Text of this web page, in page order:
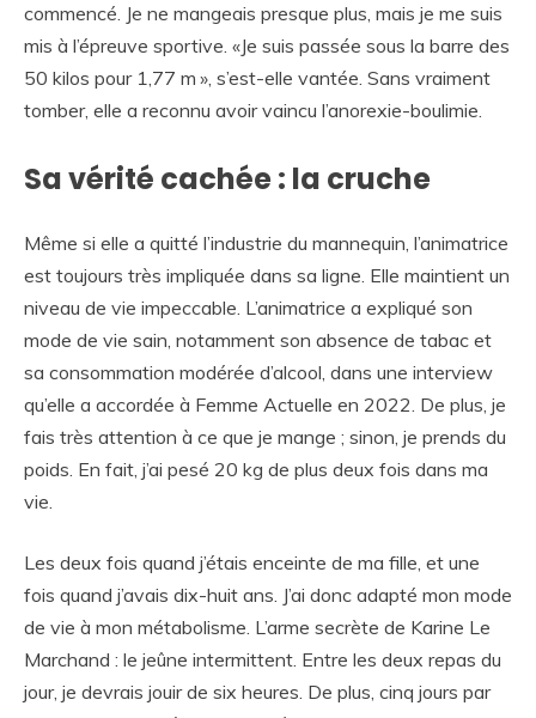
commencé. Je ne mangeais presque plus, mais je me suis
mis à l’épreuve sportive. «Je suis passée sous la barre des
50 kilos pour 1,77 m », s’est-elle vantée. Sans vraiment
tomber, elle a reconnu avoir vaincu l’anorexie-boulimie.
Sa vérité cachée : la cruche
Même si elle a quitté l’industrie du mannequin, l’animatrice
est toujours très impliquée dans sa ligne. Elle maintient un
niveau de vie impeccable. L’animatrice a expliqué son
mode de vie sain, notamment son absence de tabac et
sa consommation modérée d’alcool, dans une interview
qu’elle a accordée à Femme Actuelle en 2022. De plus, je
fais très attention à ce que je mange ; sinon, je prends du
poids. En fait, j’ai pesé 20 kg de plus deux fois dans ma
vie.
Les deux fois quand j’étais enceinte de ma fille, et une
fois quand j’avais dix-huit ans. J’ai donc adapté mon mode
de vie à mon métabolisme. L’arme secrète de Karine Le
Marchand : le jeûne intermittent. Entre les deux repas du
jour, je devrais jouir de six heures. De plus, cinq jours par